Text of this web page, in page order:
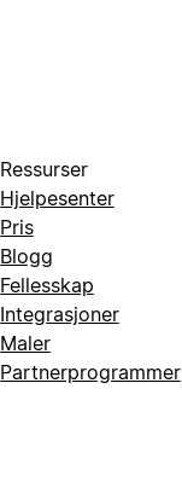
Ressurser
Hjelpesenter
Pris
Blogg
Fellesskap
Integrasjoner
Maler
Partnerprogrammer